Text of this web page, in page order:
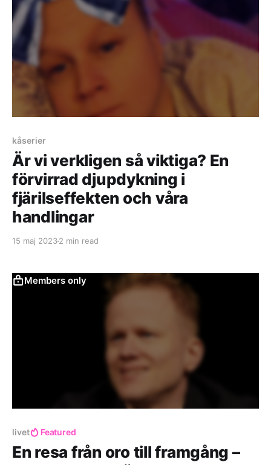
kåserier
Är vi verkligen så viktiga? En
förvirrad djupdykning i
fjärilseffekten och våra
handlingar
15 maj 20232 min read
Members only
livet Featured
En resa från oro till framgång –